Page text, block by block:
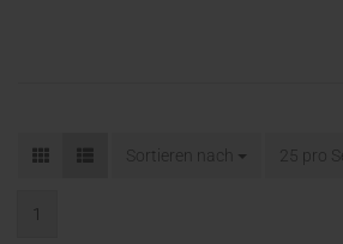
Sortieren nach 25 pro
1